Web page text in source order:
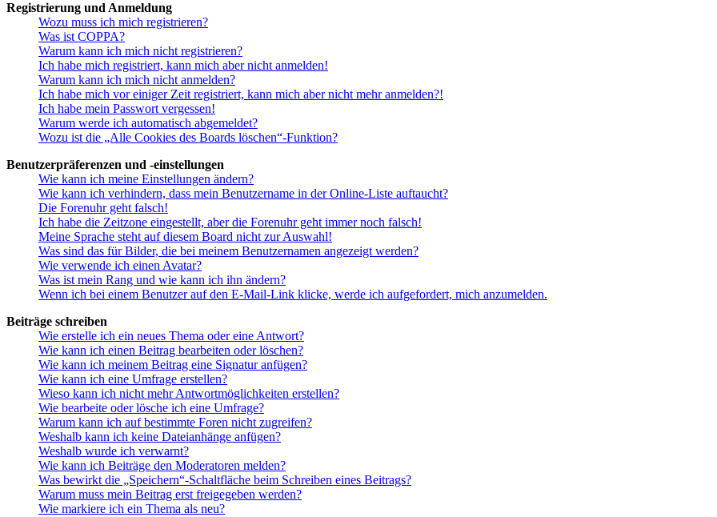
Registrierung und Anmeldung
Wozu muss ich mich registrieren?
Was ist COPPA?
Warum kann ich mich nicht registrieren?
Ich habe mich registriert, kann mich aber nicht anmelden!
Warum kann ich mich nicht anmelden?
Ich habe mich vor einiger Zeit registriert, kann mich aber nicht mehr anmelden?!
Ich habe mein Passwort vergessen!
Warum werde ich automatisch abgemeldet?
Wozu ist die „Alle Cookies des Boards löschen“-Funktion?
Benutzerpräferenzen und -einstellungen
Wie kann ich meine Einstellungen ändern?
Wie kann ich verhindern, dass mein Benutzername in der Online-Liste auftaucht?
Die Forenuhr geht falsch!
Ich habe die Zeitzone eingestellt, aber die Forenuhr geht immer noch falsch!
Meine Sprache steht auf diesem Board nicht zur Auswahl!
Was sind das für Bilder, die bei meinem Benutzernamen angezeigt werden?
Wie verwende ich einen Avatar?
Was ist mein Rang und wie kann ich ihn ändern?
Wenn ich bei einem Benutzer auf den E-Mail-Link klicke, werde ich aufgefordert, mich anzumelden.
Beiträge schreiben
Wie erstelle ich ein neues Thema oder eine Antwort?
Wie kann ich einen Beitrag bearbeiten oder löschen?
Wie kann ich meinem Beitrag eine Signatur anfügen?
Wie kann ich eine Umfrage erstellen?
Wieso kann ich nicht mehr Antwortmöglichkeiten erstellen?
Wie bearbeite oder lösche ich eine Umfrage?
Warum kann ich auf bestimmte Foren nicht zugreifen?
Weshalb kann ich keine Dateianhänge anfügen?
Weshalb wurde ich verwarnt?
Wie kann ich Beiträge den Moderatoren melden?
Was bewirkt die „Speichern“-Schaltfläche beim Schreiben eines Beitrags?
Warum muss mein Beitrag erst freigegeben werden?
Wie markiere ich ein Thema als neu?